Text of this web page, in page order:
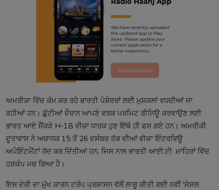
ਅਮਰੀਕਾ ਵਿੱਚ ਕੰਮ ਕਰ ਰਹੇ ਭਾਰਤੀ ਪੇਸ਼ੇਵਰਾਂ ਲਈ ਮੁਸ਼ਕਲਾਂ ਵਧਦੀਆਂ ਜਾ
ਰਹੀਆਂ ਹਨ। ਛੁੱਟੀਆਂ ਦੌਰਾਨ ਆਪਣੇ ਵਰਕ ਪਰਮਿਟ ਰੀਨਿਊ ਕਰਵਾਉਣ ਲਈ
ਭਾਰਤ ਆਏ ਸੈਂਕੜੇ H-1B ਵੀਜ਼ਾ ਧਾਰਕ ਹੁਣ ਇੱਥੇ ਹੀ ਫਸ ਗਏ ਹਨ। ਅਮਰੀਕੀ
ਦੂਤਾਵਾਸ ਨੇ ਅਚਾਨਕ 15 ਤੋਂ 26 ਦਸੰਬਰ ਤੱਕ ਦੀਆਂ ਵੀਜ਼ਾ ਇੰਟਰਵਿਊ
ਅਪੌਇੰਟਮੈਂਟਾਂ ਰੱਦ ਕਰ ਦਿੱਤੀਆਂ ਹਨ, ਜਿਸ ਨਾਲ ਭਾਰਤੀ ਆਈ.ਟੀ. ਮਾਹਿਰਾਂ ਵਿੱਚ
ਹੜਕੰਪ ਮਚ ਗਿਆ ਹੈ।
ਇਸ ਦੇਰੀ ਦਾ ਮੁੱਖ ਕਾਰਨ ਟਰੰਪ ਪ੍ਰਸ਼ਾਸਨ ਵੱਲੋਂ ਲਾਗੂ ਕੀਤੀ ਗਈ ਨਵੀਂ 'ਸੋਸ਼ਲ